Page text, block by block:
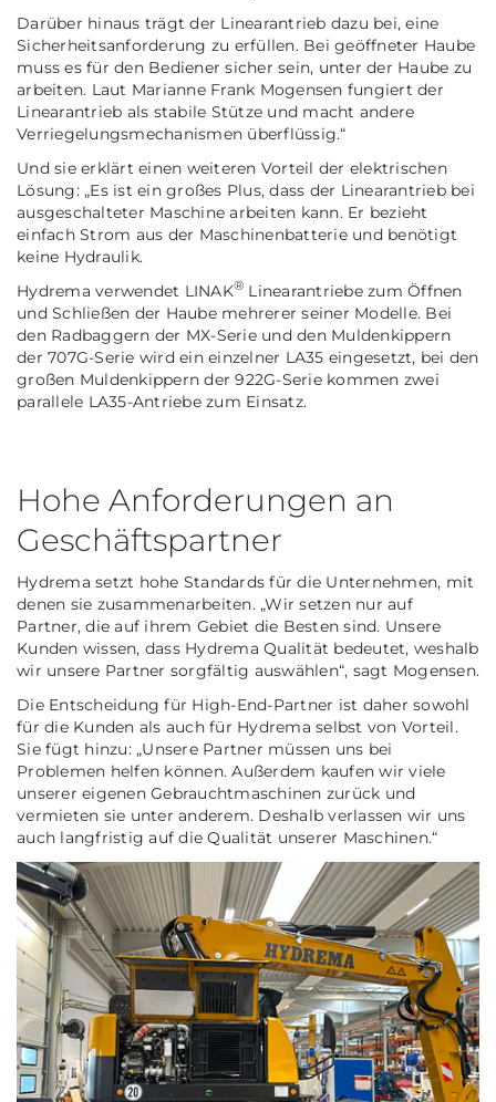
Darüber hinaus trägt der Linearantrieb dazu bei, eine
Sicherheitsanforderung zu erfüllen. Bei geöffneter Haube
muss es für den Bediener sicher sein, unter der Haube zu
arbeiten. Laut Marianne Frank Mogensen fungiert der
Linearantrieb als stabile Stütze und macht andere
Verriegelungsmechanismen überflüssig.“
Und sie erklärt einen weiteren Vorteil der elektrischen
Lösung: „Es ist ein großes Plus, dass der Linearantrieb bei
ausgeschalteter Maschine arbeiten kann. Er bezieht
einfach Strom aus der Maschinenbatterie und benötigt
keine Hydraulik.
Hydrema verwendet LINAK® Linearantriebe zum Öffnen
und Schließen der Haube mehrerer seiner Modelle. Bei
den Radbaggern der MX-Serie und den Muldenkippern
der 707G-Serie wird ein einzelner LA35 eingesetzt, bei den
großen Muldenkippern der 922G-Serie kommen zwei
parallele LA35-Antriebe zum Einsatz.
Hohe Anforderungen an
Geschäftspartner
Hydrema setzt hohe Standards für die Unternehmen, mit
denen sie zusammenarbeiten. „Wir setzen nur auf
Partner, die auf ihrem Gebiet die Besten sind. Unsere
Kunden wissen, dass Hydrema Qualität bedeutet, weshalb
wir unsere Partner sorgfältig auswählen“, sagt Mogensen.
Die Entscheidung für High-End-Partner ist daher sowohl
für die Kunden als auch für Hydrema selbst von Vorteil.
Sie fügt hinzu: „Unsere Partner müssen uns bei
Problemen helfen können. Außerdem kaufen wir viele
unserer eigenen Gebrauchtmaschinen zurück und
vermieten sie unter anderem. Deshalb verlassen wir uns
auch langfristig auf die Qualität unserer Maschinen.“